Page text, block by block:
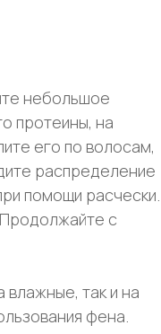
небольшое
протеины, на
его по волосам,
распределение
помощи расчески.
с
влажные, так и на
фена.